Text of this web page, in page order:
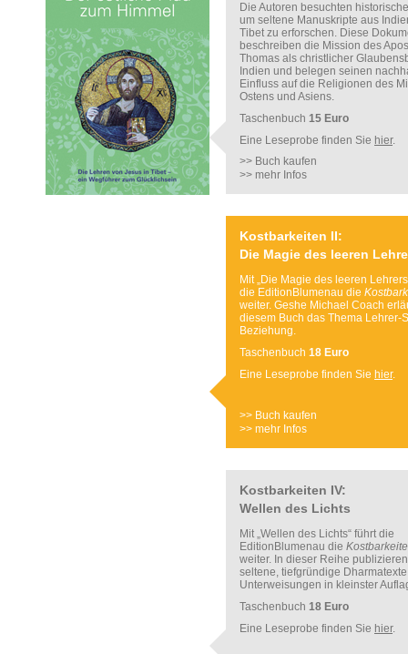
Die Autoren besuchten
um seltene Manuskripte aus
Tibet zu erforschen. Diese
beschreiben die Mission des
Thomas als christlicher
Indien und belegen seinen
Einfluss auf die Religionen des
Ostens und Asiens.
Taschenbuch 15 Euro
Eine Leseprobe finden Sie hier.
>> mehr Infos
>> Buch kaufen
Kostbarkeiten II:
Die Magie des leeren
Mit „Die Magie des leeren
die EditionBlumenau die
weiter. Geshe Michael Coach
diesem Buch das Thema Lehrer-
Beziehung.
Taschenbuch 18 Euro
Eine Leseprobe finden Sie hier.
>> mehr Infos
>> Buch kaufen
Kostbarkeiten IV:
Wellen des Lichts
Mit „Wellen des Lichts“ führt die
EditionBlumenau die
weiter. In dieser Reihe
seltene, tiefgründige
Unterweisungen in kleinster
Taschenbuch 18 Euro
Eine Leseprobe finden Sie hier.